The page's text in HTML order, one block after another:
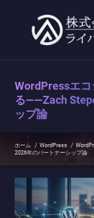
へ
WordPressエ
る——Zach
ップ論
ホーム / WordPress /
2026年のパートナーシップ論